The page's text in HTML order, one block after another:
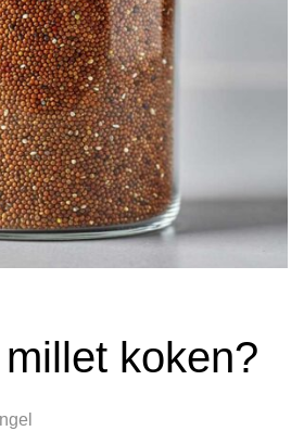
koken?